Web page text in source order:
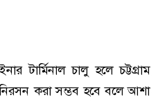
টার্মিনাল চালু হলে চট্টগ্রাম
করা সম্ভব হবে বলে আশা